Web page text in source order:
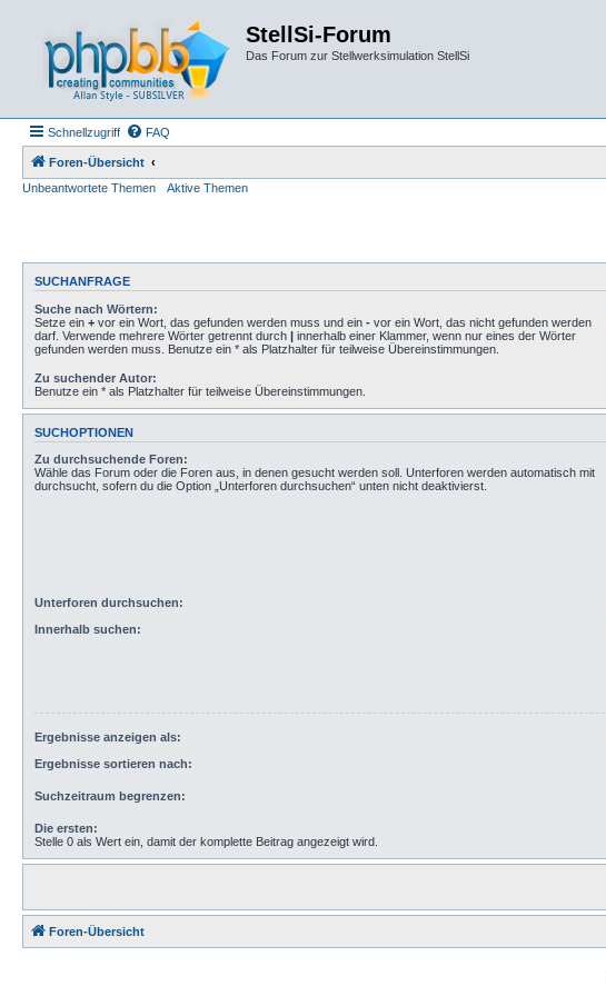
StellSi-Forum
Das Forum zur Stellwerksimulation StellSi
Schnellzugriff FAQ
Foren-Übersicht
Unbeantwortete Themen
Aktive Themen
SUCHANFRAGE
Suche nach Wörtern:
Setze ein + vor ein Wort, das gefunden werden muss und ein - vor ein Wort, das nicht gefunden werden
darf. Verwende mehrere Wörter getrennt durch | innerhalb einer Klammer, wenn nur eines der Wörter
gefunden werden muss. Benutze ein * als Platzhalter für teilweise Übereinstimmungen.
Zu suchender Autor:
Benutze ein * als Platzhalter für teilweise Übereinstimmungen.
SUCHOPTIONEN
Zu durchsuchende Foren:
Wähle das Forum oder die Foren aus, in denen gesucht werden soll. Unterforen werden automatisch mit
durchsucht, sofern du die Option „Unterforen durchsuchen“ unten nicht deaktivierst.
Unterforen durchsuchen:
Innerhalb suchen:
Ergebnisse anzeigen als:
Ergebnisse sortieren nach:
Suchzeitraum begrenzen:
Die ersten:
Stelle 0 als Wert ein, damit der komplette Beitrag angezeigt wird.
Foren-Übersicht